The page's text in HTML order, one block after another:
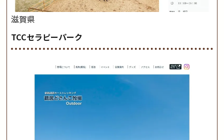
滋賀県
TCCセラピーパーク